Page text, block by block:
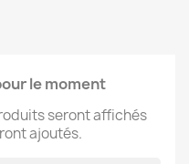
le moment
seront affichés
ajoutés.